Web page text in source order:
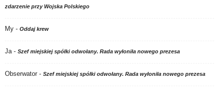
zdarzenie przy Wojska Polskiego
My - Oddaj krew
Ja- Szef miejskiej spółki odwołany. Rada wyłoniła nowego prezesa
Obserwator - Szef miejskiej spółki odwołany. Rada wyłoniła nowego prezesa